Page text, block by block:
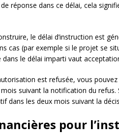
réponse dans ce délai, cela
le délai d’instruction est
cas (par exemple si le projet se
dans le délai imparti vaut
est refusée, vous
suivant la notification du refus.
dans les deux mois suivant la
pour